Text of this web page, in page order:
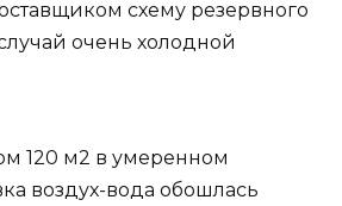
схему резервного
очень холодной
120 м2 в умеренном
воздух-вода обошлась